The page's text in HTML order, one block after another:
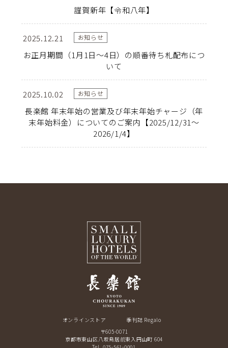
謹賀新年【令和八年】
2025.12.21 お知らせ
お正月期間（1月1日～4日）の順番待ち札配布につ
いて
2025.10.02 お知らせ
長楽館 年末年始の営業及び年末年始チャージ（年
末年始料金）についてのご案内【2025/12/31～
2026/1/4】
オンラインストア
季刊誌 Regalo
〒605-0071
京都市東山区八坂鳥居前東入円山町 604